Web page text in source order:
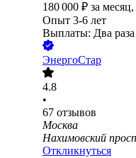
180 000 ₽ за месяц,
Опыт 3-6 лет
Выплаты: Два раза
ЭнергоСтар
4.8
•
67 отзывов
Москва
Нахимовский
Откликнуться